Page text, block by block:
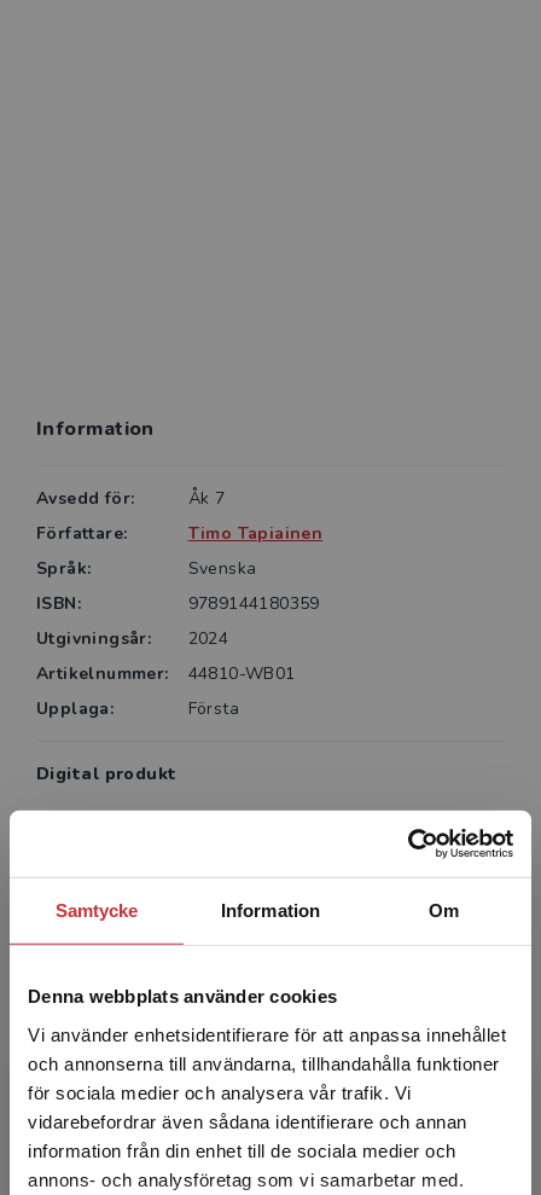
Samtycke Information Om
Denna webbplats använder cookies
Vi använder enhetsidentifierare för att anpassa innehållet
och annonserna till användarna, tillhandahålla funktioner
för sociala medier och analysera vår trafik. Vi
vidarebefordrar även sådana identifierare och annan
information från din enhet till de sociala medier och
annons- och analysföretag som vi samarbetar med.
Begränsad fraktregion
Information
Avsedd för:
Åk 7
Författare:
Timo Tapiainen
Språk:
Svenska
ISBN:
9789144180359
Utgivningsår:
2024
Artikelnummer:
44810-WB01
Upplaga:
Första
Digital produkt
Villkor för digitala produkter
Systemkrav
Författare